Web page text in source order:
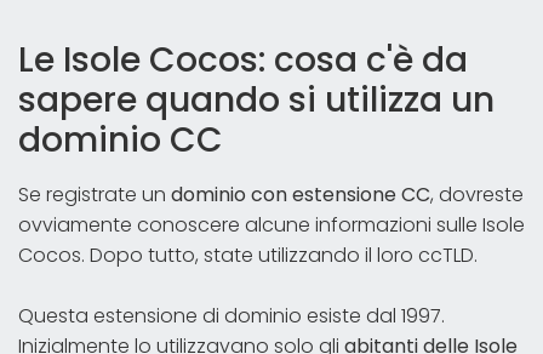
Le Isole Cocos: cosa c'è da
sapere quando si utilizza un
dominio CC
Se registrate un dominio con estensione CC, dovreste
ovviamente conoscere alcune informazioni sulle Isole
Cocos. Dopo tutto, state utilizzando il loro ccTLD.
Questa estensione di dominio esiste dal 1997.
Inizialmente lo utilizzavano solo gli abitanti delle Isole